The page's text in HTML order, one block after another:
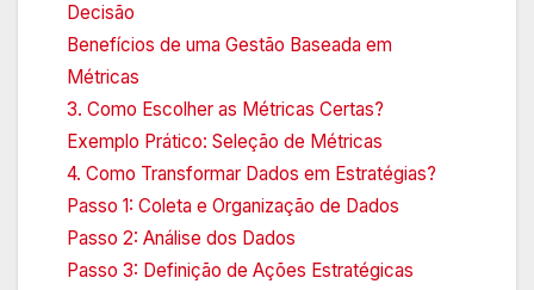
Decisão
Benefícios de uma Gestão Baseada em
Métricas
3. Como Escolher as Métricas Certas?
Exemplo Prático: Seleção de Métricas
4. Como Transformar Dados em Estratégias?
Passo 1: Coleta e Organização de Dados
Passo 2: Análise dos Dados
Passo 3: Definição de Ações Estratégicas